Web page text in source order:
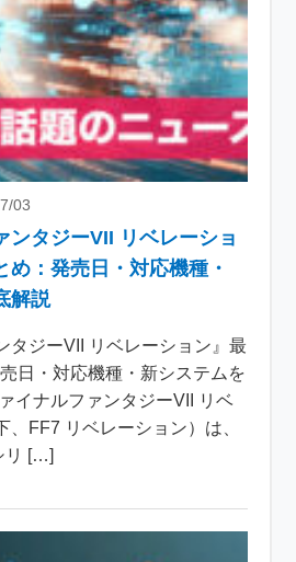
03
ンタジーVII リベレーショ
め：発売日・対応機種・
解説
タジーVII リベレーション』最
日・対応機種・新システムを
イナルファンタジーVII リベ
、FF7 リベレーション）は、
リ […]